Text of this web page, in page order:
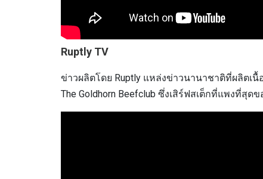
Ruptly TV
ข่าวผลิตโดย Ruptly แหล่งข่าวนานาชาติที่ผลิตเ
The Goldhorn Beefclub ซึ่งเสิร์ฟสเต็กที่แพงที่สุด